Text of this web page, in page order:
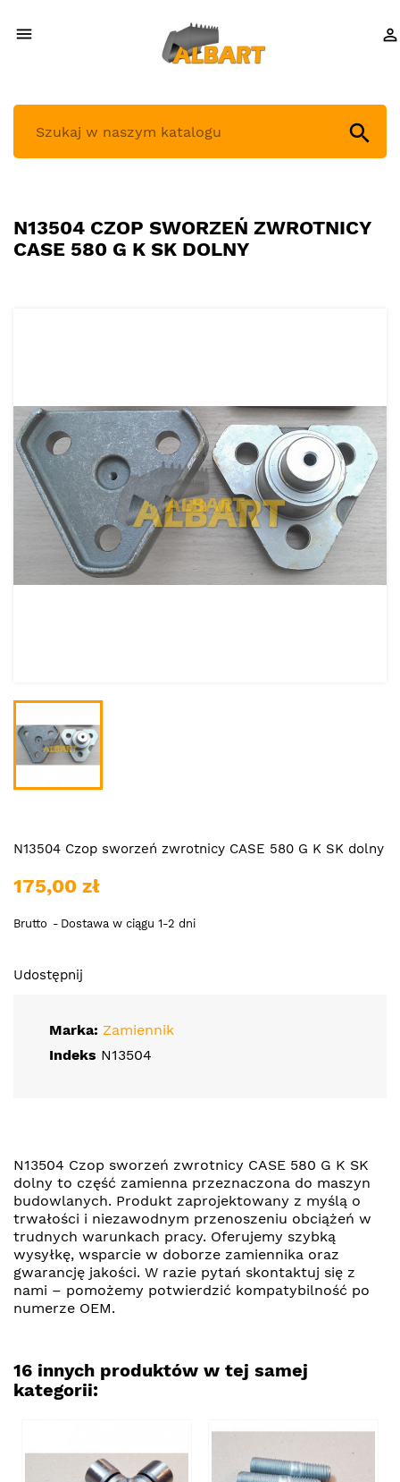
 

N13504 CZOP SWORZEŃ ZWROTNICY
CASE 580 G K SK DOLNY
N13504 Czop sworzeń zwrotnicy CASE 580 G K SK dolny
175,00 zł
Brutto Dostawa w ciągu 1-2 dni
Udostępnij
Marka: Zamiennik
Indeks N13504
N13504 Czop sworzeń zwrotnicy CASE 580 G K SK
dolny to część zamienna przeznaczona do maszyn
budowlanych. Produkt zaprojektowany z myślą o
trwałości i niezawodnym przenoszeniu obciążeń w
trudnych warunkach pracy. Oferujemy szybką
wysyłkę, wsparcie w doborze zamiennika oraz
gwarancję jakości. W razie pytań skontaktuj się z
nami – pomożemy potwierdzić kompatybilność po
numerze OEM.
16 innych produktów w tej samej
kategorii: